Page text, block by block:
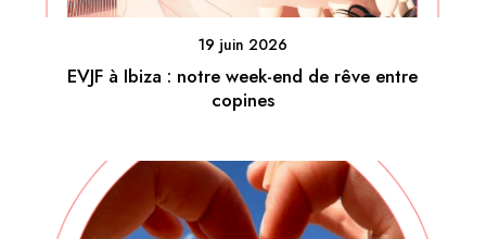
19 juin 2026
EVJF à Ibiza : notre week-end de rêve entre
copines